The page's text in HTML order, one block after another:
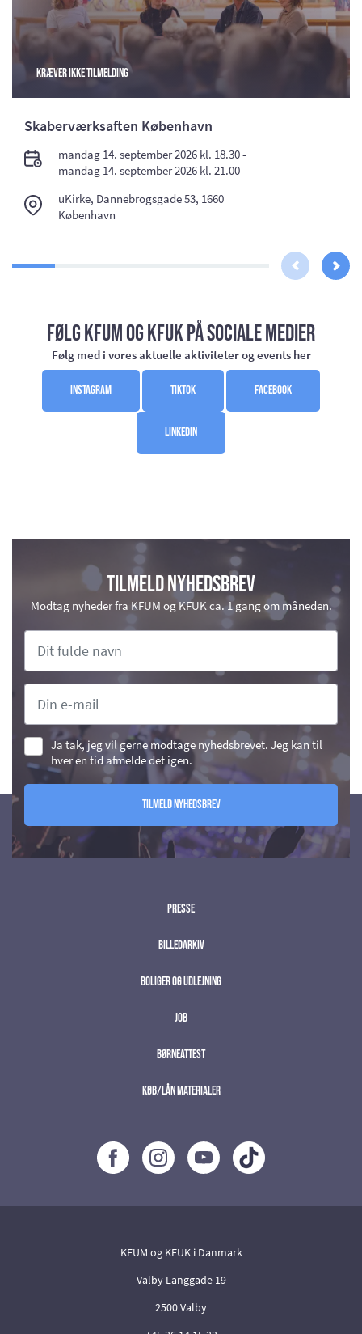
Kræver ikke tilmelding
Skaberværksaften København
mandag 14. september 2026 kl. 18.30 -
mandag 14. september 2026 kl. 21.00
uKirke, Dannebrogsgade 53, 1660
København
Følg KFUM og KFUK på sociale medier
Følg med i vores aktuelle aktiviteter og events her
Instagram TikTok Facebook
LinkedIn
Tilmeld nyhedsbrev
Modtag nyheder fra KFUM og KFUK ca. 1 gang om måneden.
Ja tak, jeg vil gerne modtage nyhedsbrevet. Jeg kan til
hver en tid afmelde det igen.
Tilmeld nyhedsbrev
Presse
Billedarkiv
Boliger og udlejning
Job
Børneattest
Køb/lån materialer
KFUM og KFUK i Danmark
Valby Langgade 19
2500 Valby